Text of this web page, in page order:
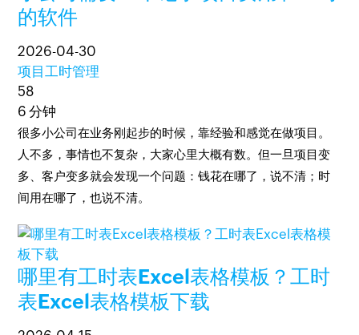
的软件
2026-04-30
项目工时管理
58
6 分钟
很多小公司在业务刚起步的时候，靠经验和感觉在做项目。
人不多，事情也不复杂，大家心里大概有数。但一旦项目变
多、客户变多就会发现一个问题：钱花在哪了，说不清；时
间用在哪了，也说不清。
哪里有工时表Excel表格模板？工时
表Excel表格模板下载